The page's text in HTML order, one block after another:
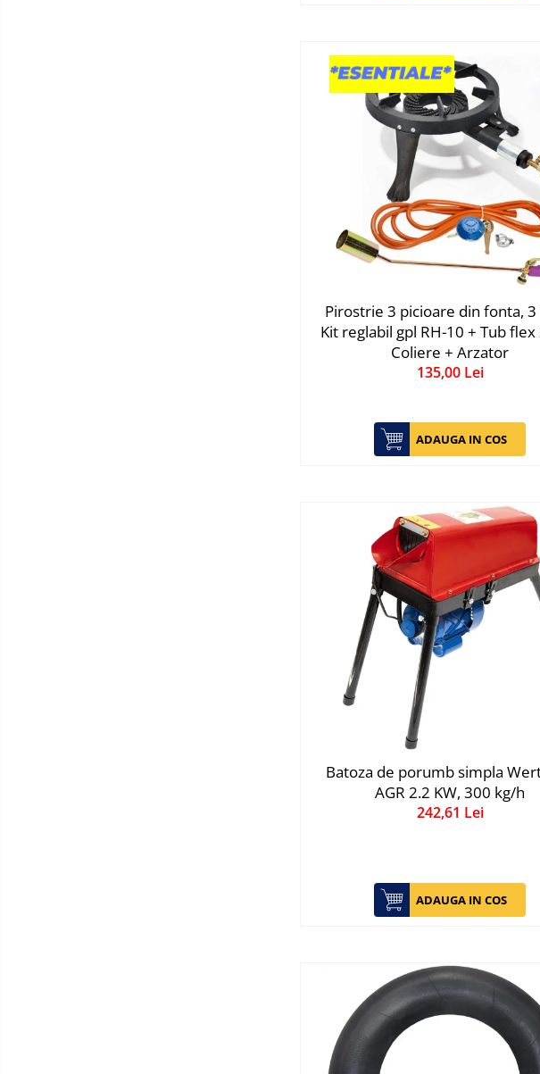
Pirostrie 3 picioare din fonta, 3
Kit reglabil gpl RH-10 + Tub
Coliere + Arzator
135,00 Lei
ADAUGA IN COS
Batoza de porumb simpla
AGR 2.2 KW, 300 kg/h
242,61 Lei
ADAUGA IN COS